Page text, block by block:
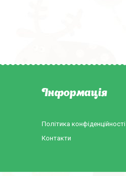
Інформація
Політика конфіденційності
Контакти